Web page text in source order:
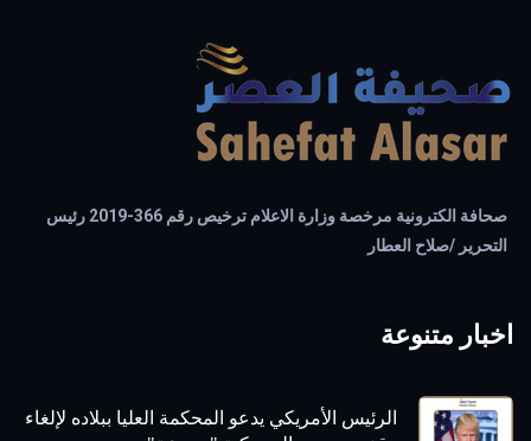
صحافة الكترونية مرخصة وزارة الاعلام ترخيص رقم 366-2019 رئيس
التحرير /صلاح العطار
اخبار متنوعة
الرئيس الأمريكي يدعو المحكمة العليا ببلاده لإلغاء